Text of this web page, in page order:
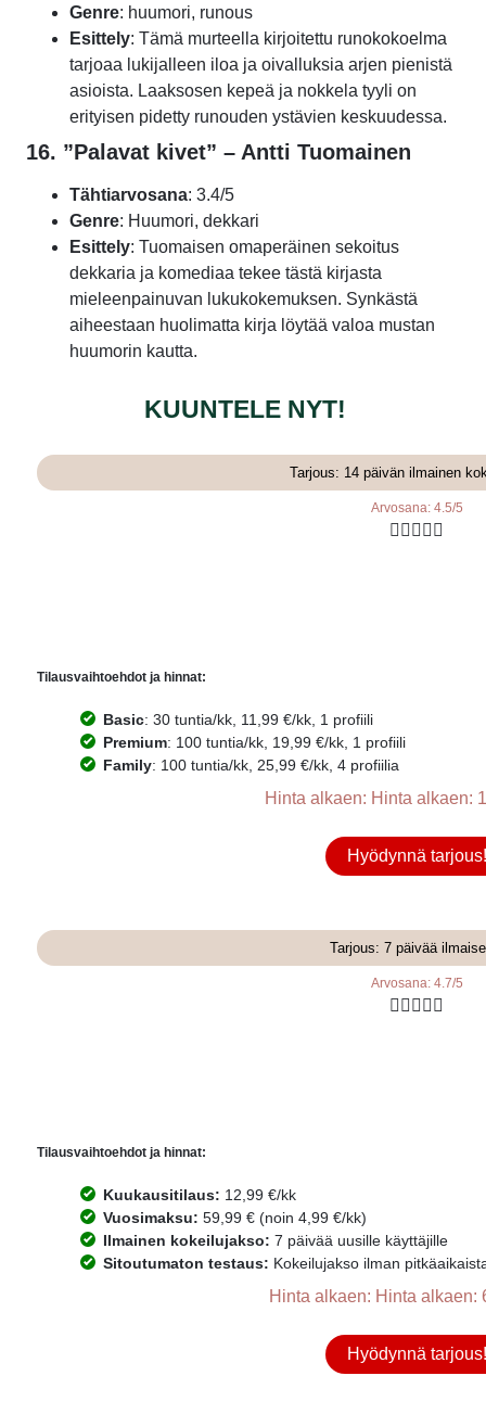
Genre: huumori, runous
Esittely: Tämä murteella kirjoitettu runokokoelma
tarjoaa lukijalleen iloa ja oivalluksia arjen pienistä
asioista. Laaksosen kepeä ja nokkela tyyli on
erityisen pidetty runouden ystävien keskuudessa.
16. ”Palavat kivet” – Antti Tuomainen
Tähtiarvosana: 3.4/5
Genre: Huumori, dekkari
Esittely: Tuomaisen omaperäinen sekoitus
dekkaria ja komediaa tekee tästä kirjasta
mieleenpainuvan lukukokemuksen. Synkästä
aiheestaan huolimatta kirja löytää valoa mustan
huumorin kautta.
KUUNTELE NYT!
Tarjous: 14 päivän ilmainen
Arvosana: 4.5/5
    
Tilausvaihtoehdot ja hinnat:
Basic: 30 tuntia/kk, 11,99 €/kk, 1 profiili
Premium: 100 tuntia/kk, 19,99 €/kk, 1 profiili
Family: 100 tuntia/kk, 25,99 €/kk, 4 profiilia
Hinta alkaen: Hinta alkaen:
Hyödynnä tarjous!
Tarjous: 7 päivää
Arvosana: 4.7/5
    
Tilausvaihtoehdot ja hinnat:
Kuukausitilaus: 12,99 €/kk
Vuosimaksu: 59,99 € (noin 4,99 €/kk)
Ilmainen kokeilujakso: 7 päivää uusille käyttäjille
Sitoutumaton testaus: Kokeilujakso ilman
Hinta alkaen: Hinta alkaen:
Hyödynnä tarjous!